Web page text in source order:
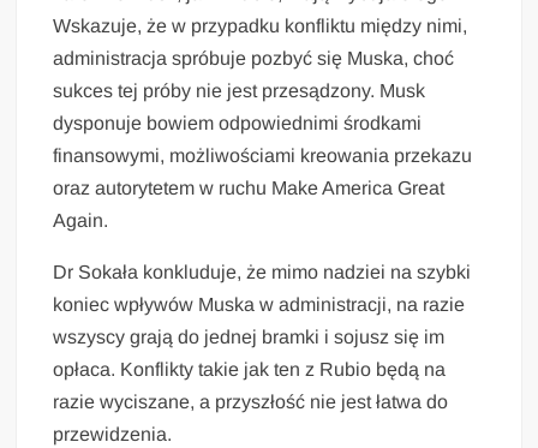
Wskazuje, że w przypadku konfliktu między nimi,
administracja spróbuje pozbyć się Muska, choć
sukces tej próby nie jest przesądzony. Musk
dysponuje bowiem odpowiednimi środkami
finansowymi, możliwościami kreowania przekazu
oraz autorytetem w ruchu Make America Great
Again.
Dr Sokała konkluduje, że mimo nadziei na szybki
koniec wpływów Muska w administracji, na razie
wszyscy grają do jednej bramki i sojusz się im
opłaca. Konflikty takie jak ten z Rubio będą na
razie wyciszane, a przyszłość nie jest łatwa do
przewidzenia.